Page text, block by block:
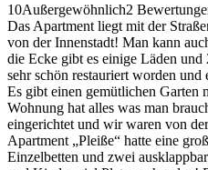
10Außergewöhnlich2
Das Apartment liegt mit der
von der Innenstadt! Man kann
die Ecke gibt es einige Läden
sehr schön restauriert worden
Es gibt einen gemütlichen Garten
Wohnung hat alles was man
eingerichtet und wir waren von
Apartment „Pleiße“ hatte eine
Einzelbetten und zwei